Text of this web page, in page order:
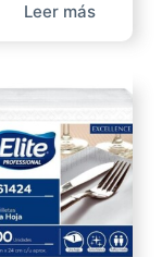
Leer más